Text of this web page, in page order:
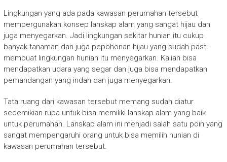
Lingkungan yang ada pada kawasan perumahan tersebut
mempergunakan konsep lanskap alam yang sangat hijau dan
juga menyegarkan. Jadi lingkungan sekitar hunian itu cukup
banyak tanaman dan juga pepohonan hijau yang sudah pasti
membuat lingkungan hunian itu menyegarkan. Kalian bisa
mendapatkan udara yang segar dan juga bisa mendapatkan
pemandangan yang indah dan juga menyegarkan.
Tata ruang dari kawasan tersebut memang sudah diatur
sedemikian rupa untuk bisa memiliki lanskap alam yang baik
untuk perumahan. Lanskap alam ini menjadi salah satu poin yang
sangat mempengaruhi orang untuk bisa memilih hunian di
kawasan perumahan tersebut.